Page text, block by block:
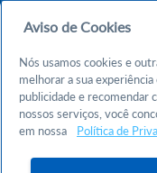
Aviso de Cookies
Nós usamos cookies e
melhorar a sua
publicidade e recomendar
nossos serviços, você
em nossa
Política de